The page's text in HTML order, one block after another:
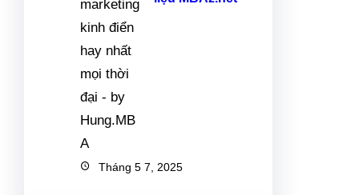
Tháng 5 7, 2025